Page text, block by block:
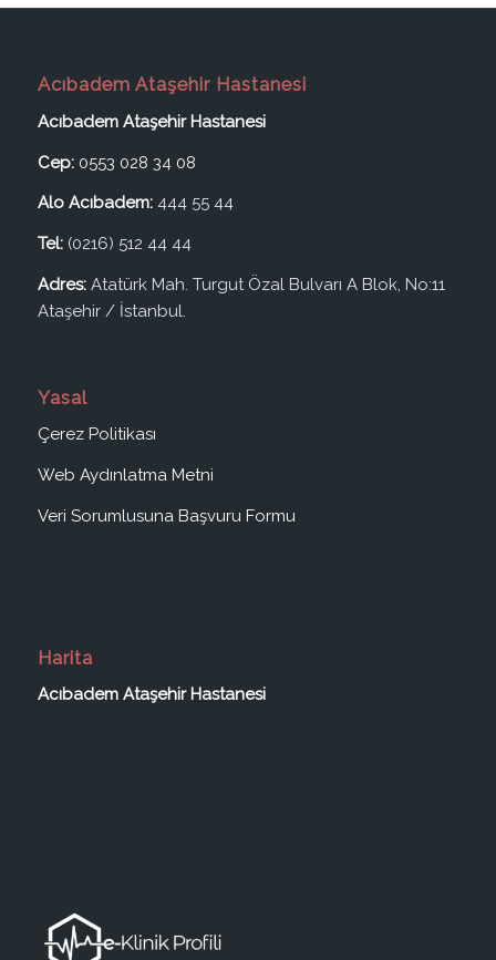
Acıbadem Ataşehir Hastanesi
Acıbadem Ataşehir Hastanesi
Cep: 0553 028 34 08
Alo Acıbadem:444 55 44
Tel:(0216) 512 44 44
Adres:Atatürk Mah. Turgut Özal Bulvarı A Blok, No:11
Ataşehir / İstanbul.
Yasal
Çerez Politikası
Web Aydınlatma Metni
Veri Sorumlusuna Başvuru Formu
Harita
Acıbadem Ataşehir Hastanesi